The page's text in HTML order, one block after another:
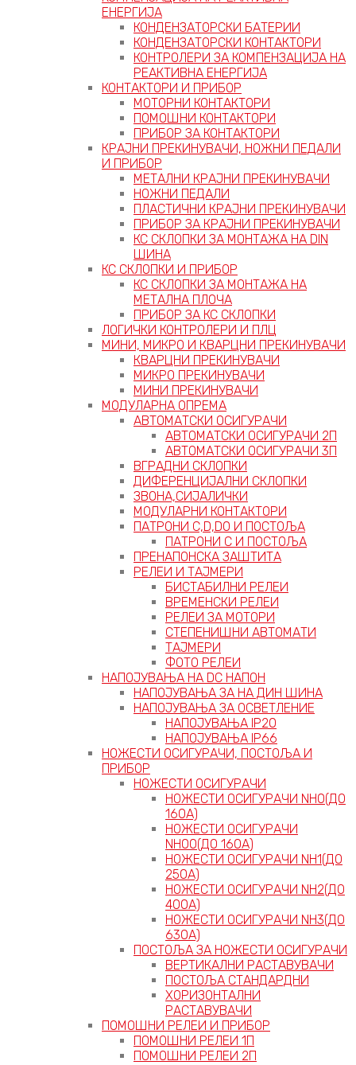
ЕНЕРГИЈА
КОНДЕНЗАТОРСКИ БАТЕРИИ
КОНДЕНЗАТОРСКИ КОНТАКТОРИ
КОНТРОЛЕРИ ЗА КОМПЕНЗАЦИЈА НА
РЕАКТИВНА ЕНЕРГИЈА
КОНТАКТОРИ И ПРИБОР
МОТОРНИ КОНТАКТОРИ
ПОМОШНИ КОНТАКТОРИ
ПРИБОР ЗА КОНТАКТОРИ
КРАЈНИ ПРЕКИНУВАЧИ, НОЖНИ ПЕДАЛИ
И ПРИБОР
МЕТАЛНИ КРАЈНИ ПРЕКИНУВАЧИ
НОЖНИ ПЕДАЛИ
ПЛАСТИЧНИ КРАЈНИ ПРЕКИНУВАЧИ
ПРИБОР ЗА КРАЈНИ ПРЕКИНУВАЧИ
КС СКЛОПКИ ЗА МОНТАЖА НА DIN
ШИНА
КС СКЛОПКИ И ПРИБОР
КС СКЛОПКИ ЗА МОНТАЖА НА
МЕТАЛНА ПЛОЧА
ПРИБОР ЗА КС СКЛОПКИ
ЛОГИЧКИ КОНТРОЛЕРИ И ПЛЦ
МИНИ, МИКРО И КВАРЦНИ ПРЕКИНУВАЧИ
КВАРЦНИ ПРЕКИНУВАЧИ
МИКРО ПРЕКИНУВАЧИ
МИНИ ПРЕКИНУВАЧИ
МОДУЛАРНА ОПРЕМА
АВТОМАТСКИ ОСИГУРАЧИ
АВТОМАТСКИ ОСИГУРАЧИ 2П
АВТОМАТСКИ ОСИГУРАЧИ 3П
ВГРАДНИ СКЛОПКИ
ДИФЕРЕНЦИЈАЛНИ СКЛОПКИ
ЗВОНА,СИЈАЛИЧКИ
МОДУЛАРНИ КОНТАКТОРИ
ПАТРОНИ C,D,D0 И ПОСТОЉА
ПАТРОНИ C И ПОСТОЉА
ПРЕНАПОНСКА ЗАШТИТА
РЕЛЕИ И ТАЈМЕРИ
БИСТАБИЛНИ РЕЛЕИ
ВРЕМЕНСКИ РЕЛЕИ
РЕЛЕИ ЗА МОТОРИ
СТЕПЕНИШНИ АВТОМАТИ
ТАЈМЕРИ
ФОТО РЕЛЕИ
НАПОЈУВАЊА НА DC НАПОН
НАПОЈУВАЊА ЗА НА ДИН ШИНА
НАПОЈУВАЊА ЗА ОСВЕТЛЕНИЕ
НАПОЈУВАЊА IP20
НАПОЈУВАЊА IP66
НОЖЕСТИ ОСИГУРАЧИ, ПОСТОЉА И
ПРИБОР
НОЖЕСТИ ОСИГУРАЧИ
НОЖЕСТИ ОСИГУРАЧИ NH0(ДО
160А)
НОЖЕСТИ ОСИГУРАЧИ
NH00(ДО 160А)
НОЖЕСТИ ОСИГУРАЧИ NH1(ДО
250А)
НОЖЕСТИ ОСИГУРАЧИ NH2(ДО
400А)
НОЖЕСТИ ОСИГУРАЧИ NH3(ДО
630А)
ПОСТОЉА ЗА НОЖЕСТИ ОСИГУРАЧИ
ВЕРТИКАЛНИ РАСТАВУВАЧИ
ПОСТОЉА СТАНДАРДНИ
ХОРИЗОНТАЛНИ
РАСТАВУВАЧИ
ПОМОШНИ РЕЛЕИ И ПРИБОР
ПОМОШНИ РЕЛЕИ 1П
ПОМОШНИ РЕЛЕИ 2П